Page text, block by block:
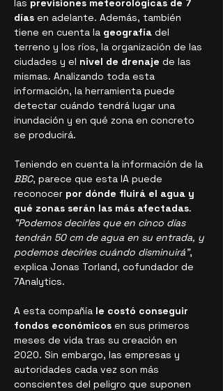
las previsiones meteorológicas de 7
días en adelante. Además, también
tiene en cuenta la geografía del
terreno y los ríos, la organización de las
ciudades y el nivel de drenaje de las
mismas. Analizando toda esta
información, la herramienta puede
detectar cuándo tendrá lugar una
inundación y en qué zona en concreto
se producirá.
Teniendo en cuenta la información de la
BBC, parece que esta IA puede
reconocer por dónde fluirá el agua y
qué zonas serán las más afectadas.
"Podemos decirles que en cinco días
tendrán 50 cm de agua en su entrada, y
podemos decirles cuándo disminuirá",
explica Jonas Torland, cofundador de
7Analytics.
A esta compañía le costó conseguir
fondos económicos en sus primeros
meses de vida tras su creación en
2020. Sin embargo, las empresas y
autoridades cada vez son más
conscientes del peligro que suponen